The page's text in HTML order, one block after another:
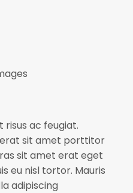
risus ac feugiat.
sit amet porttitor
sit amet erat eget
eu nisl tortor. Mauris
adipiscing